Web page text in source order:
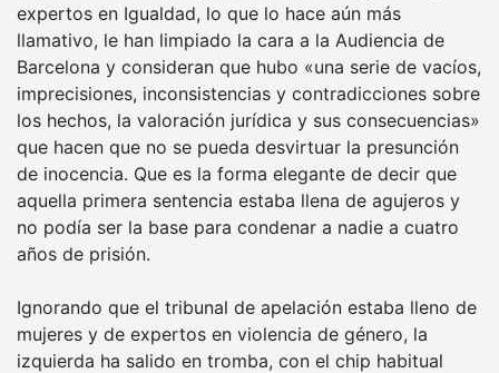
expertos en Igualdad, lo que lo hace aún más
llamativo, le han limpiado la cara a la Audiencia de
Barcelona y consideran que hubo «una serie de vacíos,
imprecisiones, inconsistencias y contradicciones sobre
los hechos, la valoración jurídica y sus consecuencias»
que hacen que no se pueda desvirtuar la presunción
de inocencia. Que es la forma elegante de decir que
aquella primera sentencia estaba llena de agujeros y
no podía ser la base para condenar a nadie a cuatro
años de prisión.
Ignorando que el tribunal de apelación estaba lleno de
mujeres y de expertos en violencia de género, la
izquierda ha salido en tromba, con el chip habitual